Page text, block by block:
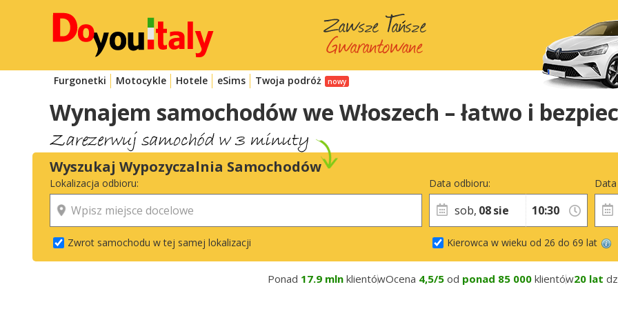
Furgonetki Motocykle Hotele eSims Twoja podróż
Wynajem samochodów we Włoszech – łatwo i
Wyszukaj Wypozyczalnia Samochodów
Lokalizacja odbioru:
Zwrot samochodu w tej samej lokalizacji
Data odbioru:
sob, 08sie
Kierowca w wieku od 26 do 69 lat
Ponad 17.9 mln klientówOcena 4,5/5 od ponad 85 000 klientów20 lat